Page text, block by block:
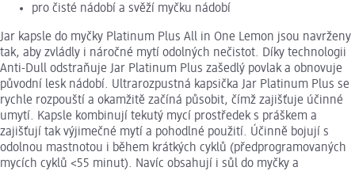
pro čisté nádobí a svěží myčku nádobí
Jar kapsle do myčky Platinum Plus All in One Lemon jsou navrženy
tak, aby zvládly i náročné mytí odolných nečistot. Díky technologii
Anti-Dull odstraňuje Jar Platinum Plus zašedlý povlak a obnovuje
původní lesk nádobí. Ultrarozpustná kapsička Jar Platinum Plus se
rychle rozpouští a okamžitě začíná působit, čímž zajišťuje účinné
umytí. Kapsle kombinují tekutý mycí prostředek s práškem a
zajišťují tak výjimečné mytí a pohodlné použití. Účinně bojují s
odolnou mastnotou i během krátkých cyklů (předprogramovaných
mycích cyklů <55 minut). Navíc obsahují i sůl do myčky a